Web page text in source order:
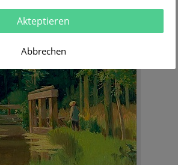
Edouard Manet
Im Café
Informationen / Bestellen
Akteptieren
Abbrechen